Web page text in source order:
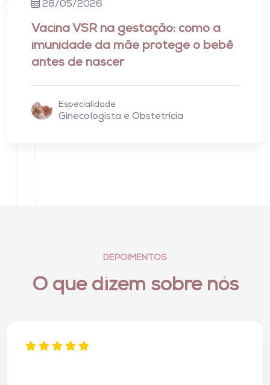
28/05/2026
Vacina VSR na gestação: como a
imunidade da mãe protege o bebê
antes de nascer
Especialidade
Ginecologista e Obstetrícia
DEPOIMENTOS
O que dizem sobre nós